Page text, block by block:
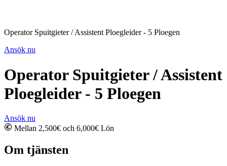
Operator Spuitgieter / Assistent Ploegleider - 5 Ploegen
Ansök nu
Operator Spuitgieter / Assistent
Ploegleider - 5 Ploegen
Ansök nu
Mellan 2,500€ och 6,000€ Lön
Om tjänsten